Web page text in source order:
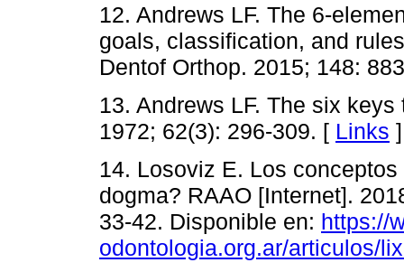
12. Andrews LF. The 6-
goals, classification, and
Dentof Orthop. 2015; 148:
13. Andrews LF. The six
1972; 62(3): 296-309. [ Links ]
14. Losoviz E. Los
dogma? RAAO [Internet].
33-42. Disponible en: https://
odontologia.org.ar/articulos/